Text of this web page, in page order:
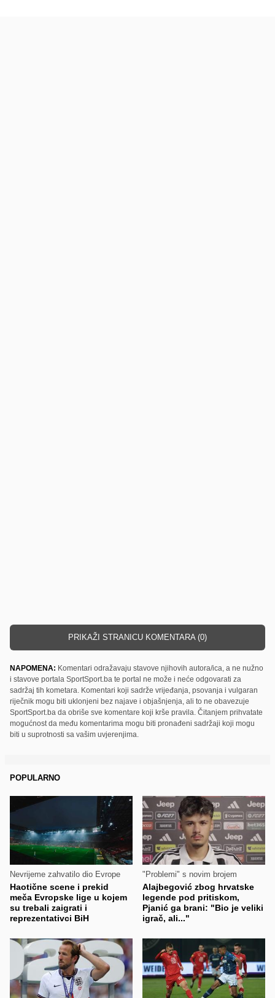
PRIKAŽI STRANICU KOMENTARA (0)
NAPOMENA: Komentari odražavaju stavove njihovih autora/ica, a ne nužno
i stavove portala SportSport.ba te portal ne može i neće odgovarati za
sadržaj tih kometara. Komentari koji sadrže vrijeđanja, psovanja i vulgaran
riječnik mogu biti uklonjeni bez najave i objašnjenja, ali to ne obavezuje
SportSport.ba da obriše sve komentare koji krše pravila. Čitanjem prihvatate
mogućnost da među komentarima mogu biti pronađeni sadržaji koji mogu
biti u suprotnosti sa vašim uvjerenjima.
POPULARNO
Nevrijeme zahvatilo dio Evrope
Haotične scene i prekid
meča Evropske lige u kojem
su trebali zaigrati i
reprezentativci BiH
"Problemi" s novim brojem
Alajbegović zbog hrvatske
legende pod pritiskom,
Pjanić ga brani: "Bio je veliki
igrač, ali..."